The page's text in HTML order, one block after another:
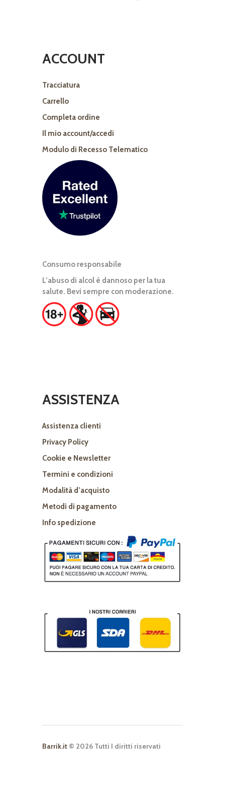
ACCOUNT
Tracciatura
Carrello
Completa ordine
Il mio account/accedi
Modulo di Recesso Telematico
Consumo responsabile
L’abuso di alcol è dannoso per la tua
salute. Bevi sempre con moderazione.
ASSISTENZA
Assistenza clienti
Privacy Policy
Cookie e Newsletter
Termini e condizioni
Modalità d’acquisto
Metodi di pagamento
Info spedizione
Barrik.it © 2026 Tutti I diritti riservati